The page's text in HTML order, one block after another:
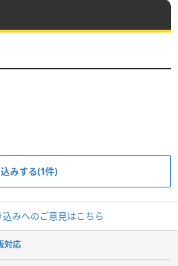
みする(1件)
みへのご意見はこちら
対応